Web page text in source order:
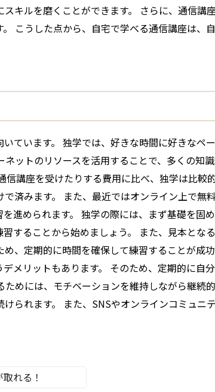
キルを磨くことができます。 さらに、通信講
こうした点から、自宅で学べる通信講座は、
ています。 独学では、好きな時間に好きなペ
ットのリソースを活用することで、多くの知
講座を受けたりする費用に比べ、独学は比較
済みます。 また、最近ではオンライン上で無
進められます。 独学の際には、まず基礎を固
することから始めましょう。 また、見本とな
、定期的に時間を確保して練習することが成
メリットもあります。 そのため、定期的に自
めには、モチベーションを維持しながら継続
られます。 また、SNSやオンラインコミュニテ
れる！